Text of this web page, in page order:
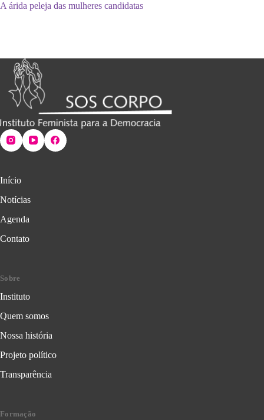
A árida peleja das mulheres candidatas
Início
Notícias
Agenda
Contato
Sobre
Instituto
Quem somos
Nossa história
Projeto político
Transparência
Formação